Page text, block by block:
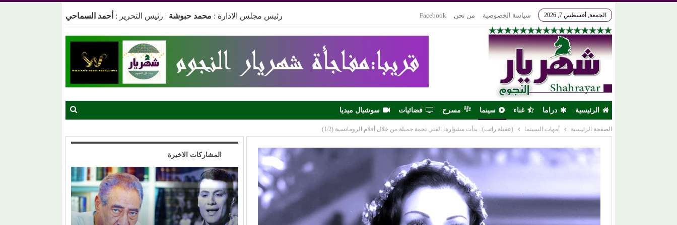
الجمعة, أغسطس 7, 2026 سياسة الخصوصية من نحن Facebook رئيس مجلس الادارة : محمد حبوشة | رئيس التحرير : أحمد السماحي
الرئيسية دراما غناء سينما مسرح فضائيات سوشيال ميديا
الصفحة الرئيسية أمهات السينما (عقيلة راتب).. بدأت مشوارها الفني نجمة جميلة من خلال أفلام الرومانسية (1/2)
المشاركات الاخيرة